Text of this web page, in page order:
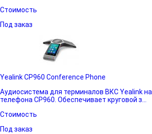
Стоимость
Под заказ
Yealink CP960 Conference Phone
Аудиосистема для терминалов ВКС Yealink
телефона CP960. Обеспечивает круговой з...
Стоимость
Под заказ